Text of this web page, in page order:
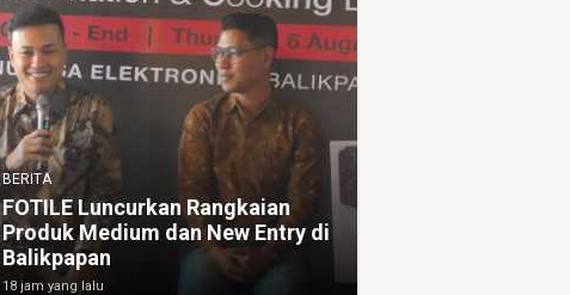
BERITA
FOTILE Luncurkan Rangkaian
Produk Medium dan New Entry di
Balikpapan
18 jam yang lalu